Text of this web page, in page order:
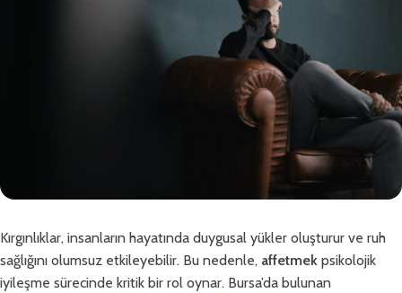
Kırgınlıklar, insanların hayatında duygusal yükler oluşturur ve ruh
sağlığını olumsuz etkileyebilir. Bu nedenle, affetmek psikolojik
iyileşme sürecinde kritik bir rol oynar. Bursa’da bulunan